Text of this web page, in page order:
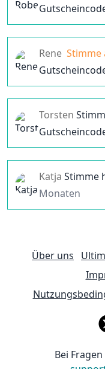
Rene Stimme
Torsten
Katja Stimme
Monaten
Über uns
Bei